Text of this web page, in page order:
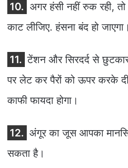
10. अगर हंसी नहीं रुक रही,
काट लीजिए. हंसना बंद हो जाएगा।
11. टेंशन और सिरदर्द से
पर लेट कर पैरों को ऊपर करके
काफी फायदा होगा।
12. अंगूर का जूस आपका
सकता है।